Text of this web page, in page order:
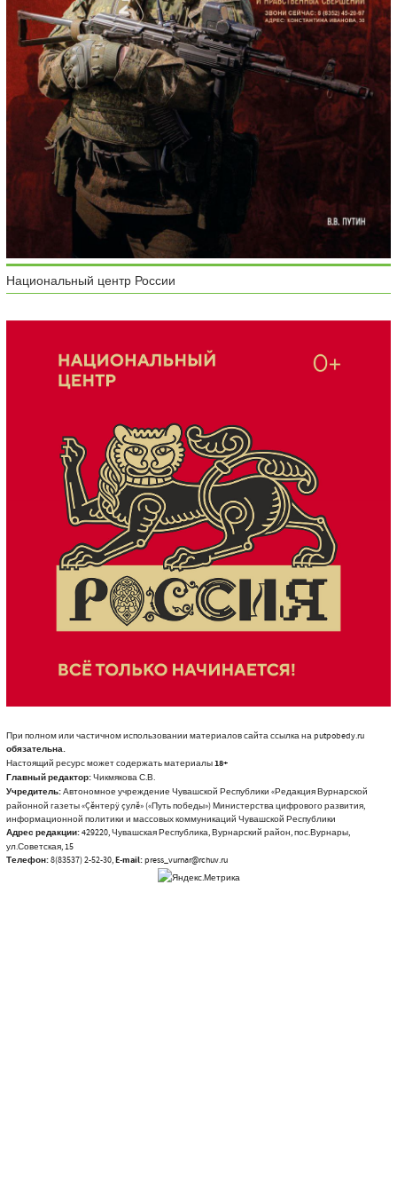
Национальный центр России
При полном или частичном использовании материалов сайта ссылка на putpobedy.ru
обязательна.
Настоящий ресурс может содержать материалы18+
Главный редактор:Чикмякова С.В.
Учредитель:Автономное учреждение Чувашской Республики «Редакция Вурнарской
районной газеты «Çĕнтерÿ çулĕ» («Путь победы») Министерства цифрового развития,
информационной политики и массовых коммуникаций Чувашской Республики
Адрес редакции:429220, Чувашская Республика, Вурнарский район, пос.Вурнары,
ул.Советская, 15
Телефон:8(83537) 2-52-30,E-mail:press_vurnar@rchuv.ru